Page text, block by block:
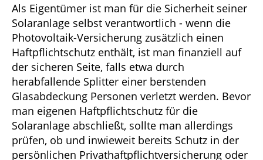
Als Eigentümer ist man für die Sicherheit seiner
Solaranlage selbst verantwortlich - wenn die
Photovoltaik-Versicherung zusätzlich einen
Haftpflichtschutz enthält, ist man finanziell auf
der sicheren Seite, falls etwa durch
herabfallende Splitter einer berstenden
Glasabdeckung Personen verletzt werden. Bevor
man eigenen Haftpflichtschutz für die
Solaranlage abschließt, sollte man allerdings
prüfen, ob und inwieweit bereits Schutz in der
persönlichen Privathaftpflichtversicherung oder